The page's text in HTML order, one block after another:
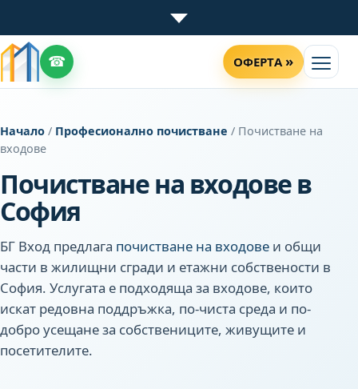
☎ ОФЕРТА »
Начало / Професионално почистване / Почистване на
входове
Почистване на входове в
София
БГ Вход предлага почистване на входове и общи
части в жилищни сгради и етажни собствености в
София. Услугата е подходяща за входове, които
искат редовна поддръжка, по-чиста среда и по-
добро усещане за собствениците, живущите и
посетителите.